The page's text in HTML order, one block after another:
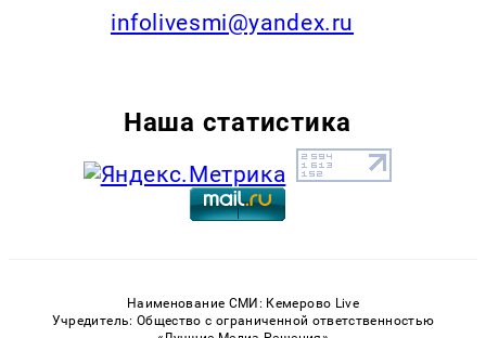
infolivesmi@yandex.ru
Наша статистика
Наименование СМИ: Кемерово Live
Учредитель: Общество с ограниченной ответственностью